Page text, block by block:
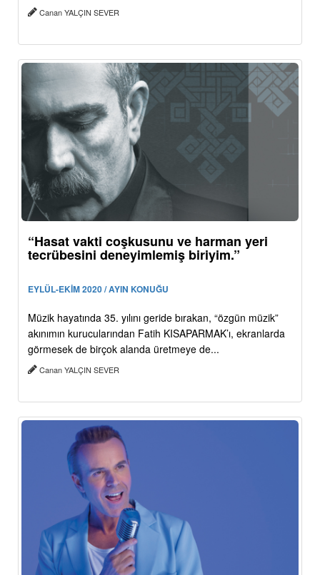
Canan YALÇIN SEVER
“Hasat vakti coşkusunu ve harman yeri
tecrübesini deneyimlemiş biriyim.”
EYLÜL-EKİM 2020 / AYIN KONUĞU
Müzik hayatında 35. yılını geride bırakan, “özgün müzik”
akınımın kurucularından Fatih KISAPARMAK’ı, ekranlarda
görmesek de birçok alanda üretmeye de...
Canan YALÇIN SEVER